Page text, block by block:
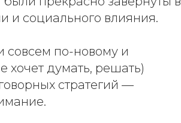
и социального влияния.
совсем по-новому и
хочет думать, решать)
стратегий —